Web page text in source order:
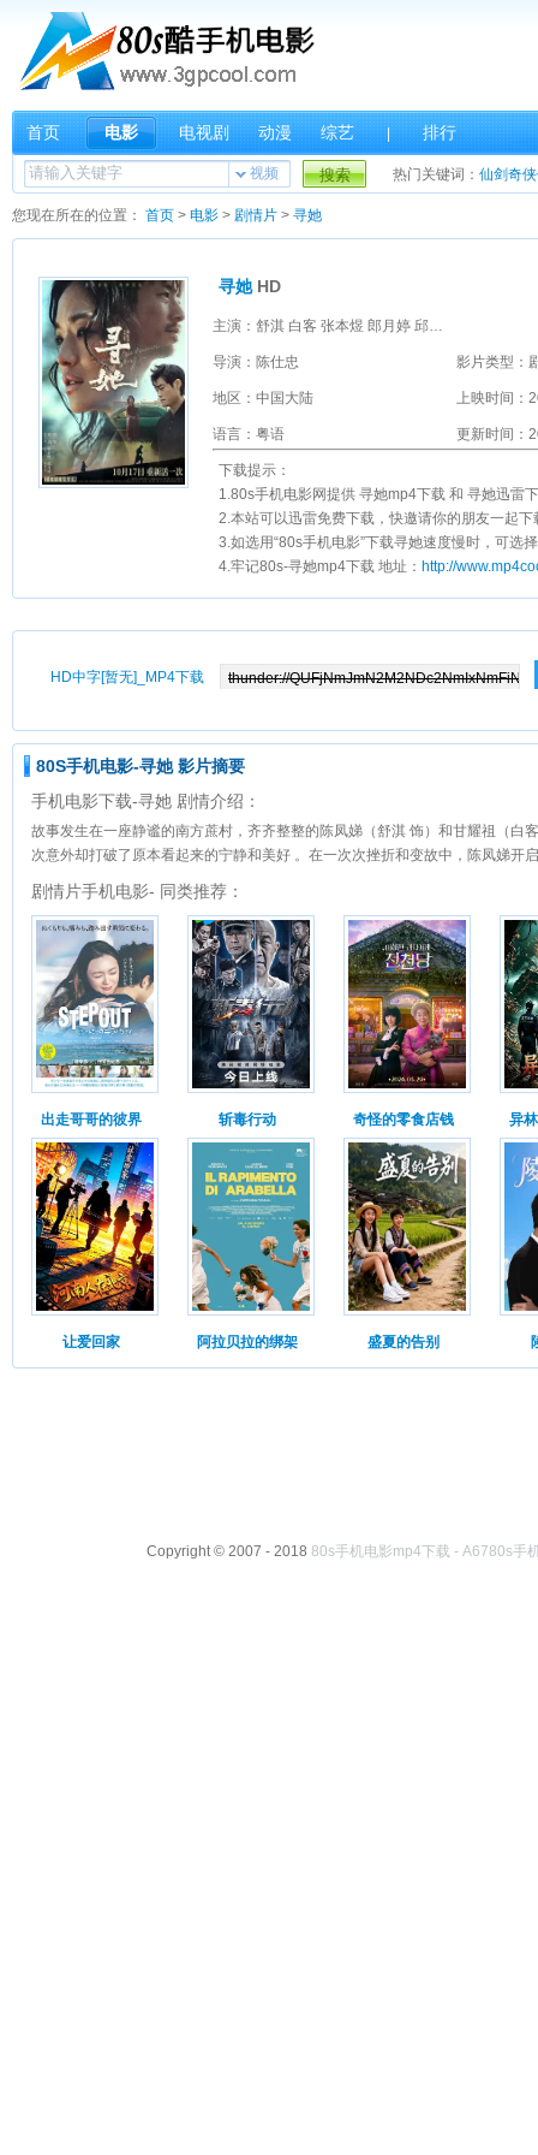
首页 电影 电视剧 动漫 综艺 排行
视频 搜索 热门关键词： 仙剑奇
您现在所在的位置： 首页 > 电影 > 剧情片 > 寻她
寻她 HD
主演：舒淇 白客 张本煜 郎月婷 邱天 茂涛 恬妞 袁祥仁 邵伟桐 吴佳尼 李相炫 张一心
导演：陈仕忠 影片类型：
地区：中国大陆 上映时间：
语言：粤语 更新时间：
下载提示：
1.80s手机电影网提供 寻她mp4下载 和 寻她迅雷
2.本站可以迅雷免费下载，快邀请你的朋友一起下
3.如选用“80s手机电影”下载寻她速度慢时，可选
4.牢记80s-寻她mp4下载 地址： http://
HD中字[暂无]_MP4下载
80S手机电影-寻她 影片摘要
手机电影下载-寻她 剧情介绍：
故事发生在一座静谧的南方蔗村，齐齐整整的陈凤娣（舒淇 饰）和甘耀祖（白
次意外却打破了原本看起来的宁静和美好 。在一次次挫折和变故中，陈凤娣
剧情片手机电影- 同类推荐：
出走哥哥的彼界 斩毒行动 奇怪的零食店钱 异
让爱回家 阿拉贝拉的绑架 盛夏的告别
Copyright © 2007 - 2018 80s手机电影mp4下载 - A6780s手